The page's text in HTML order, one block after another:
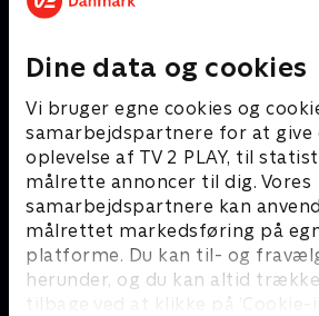
Dine data og cookies
Vi bruger egne cookies og
samarbejdspartnere for at give
oplevelse af TV 2 PLAY, til
målrette annoncer til dig. Vores
samarbejdspartnere kan
målrettet markedsføring på
platforme. Du kan til- og
herunder, og du kan altid
tilbage ved at klikke på ’Cookie-
Yellowstone
#